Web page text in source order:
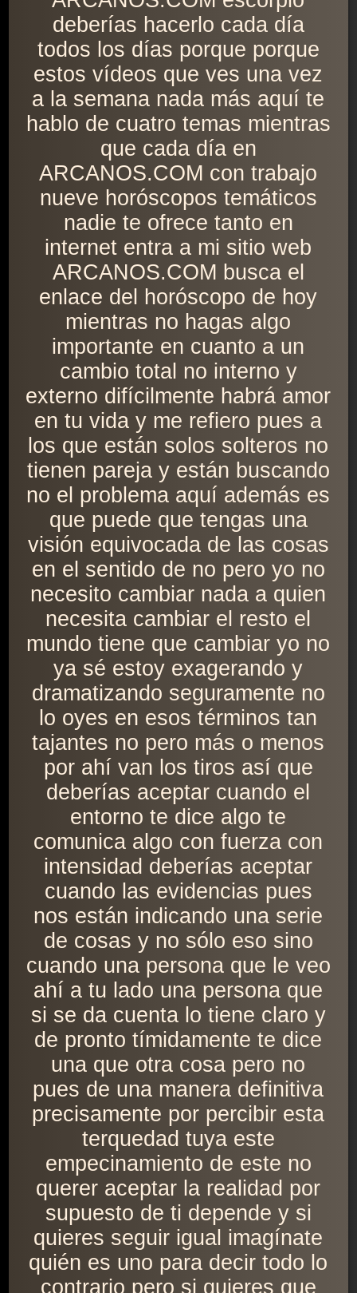
deberías hacerlo cada día
todos los días porque porque
estos vídeos que ves una vez
a la semana nada más aquí te
hablo de cuatro temas mientras
que cada día en
ARCANOS.COM con trabajo
nueve horóscopos temáticos
nadie te ofrece tanto en
internet entra a mi sitio web
ARCANOS.COM busca el
enlace del horóscopo de hoy
mientras no hagas algo
importante en cuanto a un
cambio total no interno y
externo difícilmente habrá amor
en tu vida y me refiero pues a
los que están solos solteros no
tienen pareja y están buscando
no el problema aquí además es
que puede que tengas una
visión equivocada de las cosas
en el sentido de no pero yo no
necesito cambiar nada a quien
necesita cambiar el resto el
mundo tiene que cambiar yo no
ya sé estoy exagerando y
dramatizando seguramente no
lo oyes en esos términos tan
tajantes no pero más o menos
por ahí van los tiros así que
deberías aceptar cuando el
entorno te dice algo te
comunica algo con fuerza con
intensidad deberías aceptar
cuando las evidencias pues
nos están indicando una serie
de cosas y no sólo eso sino
cuando una persona que le veo
ahí a tu lado una persona que
si se da cuenta lo tiene claro y
de pronto tímidamente te dice
una que otra cosa pero no
pues de una manera definitiva
precisamente por percibir esta
terquedad tuya este
empecinamiento de este no
querer aceptar la realidad por
supuesto de ti depende y si
quieres seguir igual imagínate
quién es uno para decir todo lo
contrario pero si quieres que